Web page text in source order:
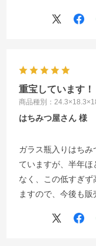
重宝しています！
商品種別：
はちみつ屋さん
ガラス瓶入りはち
ていますが、半年
なく、この低すぎ
ますので、今後も販